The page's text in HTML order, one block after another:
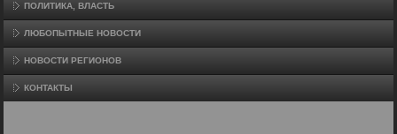
ПОЛИТИКА, ВЛАСТЬ
ЛЮБОПЫТНЫЕ НОВОСТИ
НОВОСТИ РЕГИОНОВ
КОНТАКТЫ